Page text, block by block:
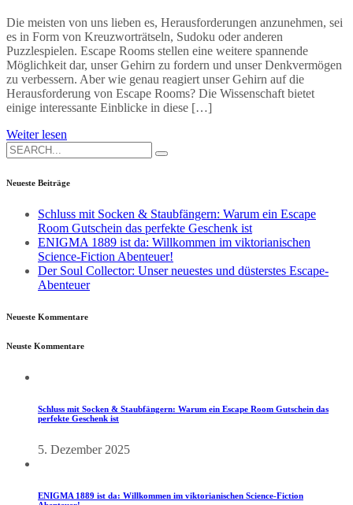
Die meisten von uns lieben es, Herausforderungen anzunehmen, sei
es in Form von Kreuzworträtseln, Sudoku oder anderen
Puzzlespielen. Escape Rooms stellen eine weitere spannende
Möglichkeit dar, unser Gehirn zu fordern und unser Denkvermögen
zu verbessern. Aber wie genau reagiert unser Gehirn auf die
Herausforderung von Escape Rooms? Die Wissenschaft bietet
einige interessante Einblicke in diese […]
Weiter lesen
Search
for:
Neueste Beiträge
Schluss mit Socken & Staubfängern: Warum ein Escape
Room Gutschein das perfekte Geschenk ist
ENIGMA 1889 ist da: Willkommen im viktorianischen
Science-Fiction Abenteuer!
Der Soul Collector: Unser neuestes und düsterstes Escape-
Abenteuer
Neueste Kommentare
Neuste Kommentare
Schluss mit Socken & Staubfängern: Warum ein Escape Room Gutschein das
perfekte Geschenk ist
5. Dezember 2025
ENIGMA 1889 ist da: Willkommen im viktorianischen Science-Fiction